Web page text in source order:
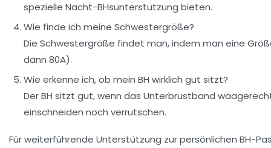
spezielle Nacht-BHsunterstützung bieten.
Wie finde ich meine Schwestergröße?
Die Schwestergröße findet man, indem man eine
dann 80A).
Wie erkenne ich, ob mein BH wirklich gut sitzt?
Der BH sitzt gut, wenn das Unterbrustband
einschneiden noch verrutschen.
Für weiterführende Unterstützung zur persönlichen BH-